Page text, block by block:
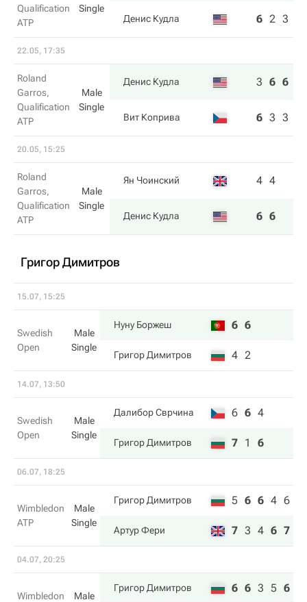
Qualification
ATP
Single
Денис Кудла 6 2 3
22.05, 17:35
Roland
Garros,
Qualification
ATP
Male
Single
Денис Кудла 3 6 6
Вит Коприва 6 3 3
20.05, 15:25
Roland
Garros,
Qualification
ATP
Male
Single
Ян Чоинский 4 4
Денис Кудла 6 6
Григор Димитров
15.07, 15:25
Swedish
Open
Male
Single
Нуну Боржеш 6 6
Григор Димитров 4 2
14.07, 13:50
Swedish
Open
Male
Single
Далибор Сврчина 6 6 4
Григор Димитров 7 1 6
06.07, 18:25
Wimbledon
ATP
Male
Single
Григор Димитров 5 6 6 4 6
Артур Фери 7 3 4 6 7
04.07, 20:25
Wimbledon
Male
Григор Димитров 6 6 3 5 6